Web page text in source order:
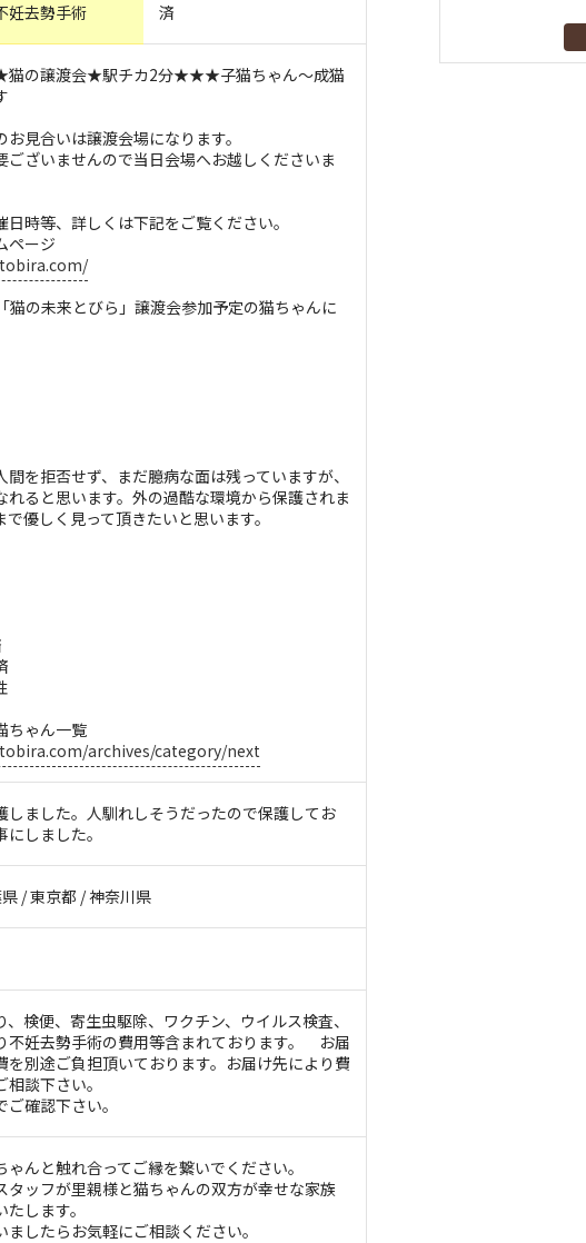
妊去勢手術 済
の譲渡会★駅チカ2分★★★子猫ちゃん〜成猫
見合いは譲渡会場になります。
ざいませんので当日会場へお越しくださいま
時等、詳しくは下記をご覧ください。
ページ
の未来とびら」譲渡会参加予定の猫ちゃんに
を拒否せず、まだ臆病な面は残っていますが、
れると思います。外の過酷な環境から保護されま
優しく見って頂きたいと思います。
ちゃん一覧
archives/category/next
しました。人馴れしそうだったので保護してお
しました。
/ 東京都 / 神奈川県
、検便、寄生虫駆除、ワクチン、ウイルス検査、
不妊去勢手術の費用等含まれております。 お届
を別途ご負担頂いております。お届け先により費
談下さい。
確認下さい。
んと触れ合ってご縁を繋いでください。
タッフが里親様と猫ちゃんの双方が幸せな家族
します。
したらお気軽にご相談ください。